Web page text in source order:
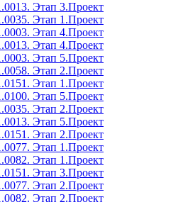
Этап 3.Проект
Этап 1.Проект
Этап 4.Проект
Этап 4.Проект
Этап 5.Проект
Этап 2.Проект
Этап 1.Проект
Этап 5.Проект
Этап 2.Проект
Этап 5.Проект
Этап 2.Проект
Этап 1.Проект
Этап 1.Проект
Этап 3.Проект
Этап 2.Проект
Этап 2.Проект